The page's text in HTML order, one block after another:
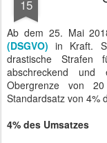
15
Ab dem 25. Mai
(DSGVO) in Kraft.
drastische Strafen
abschreckend und
Obergrenze von
Standardsatz von 4%
4% des Umsatzes